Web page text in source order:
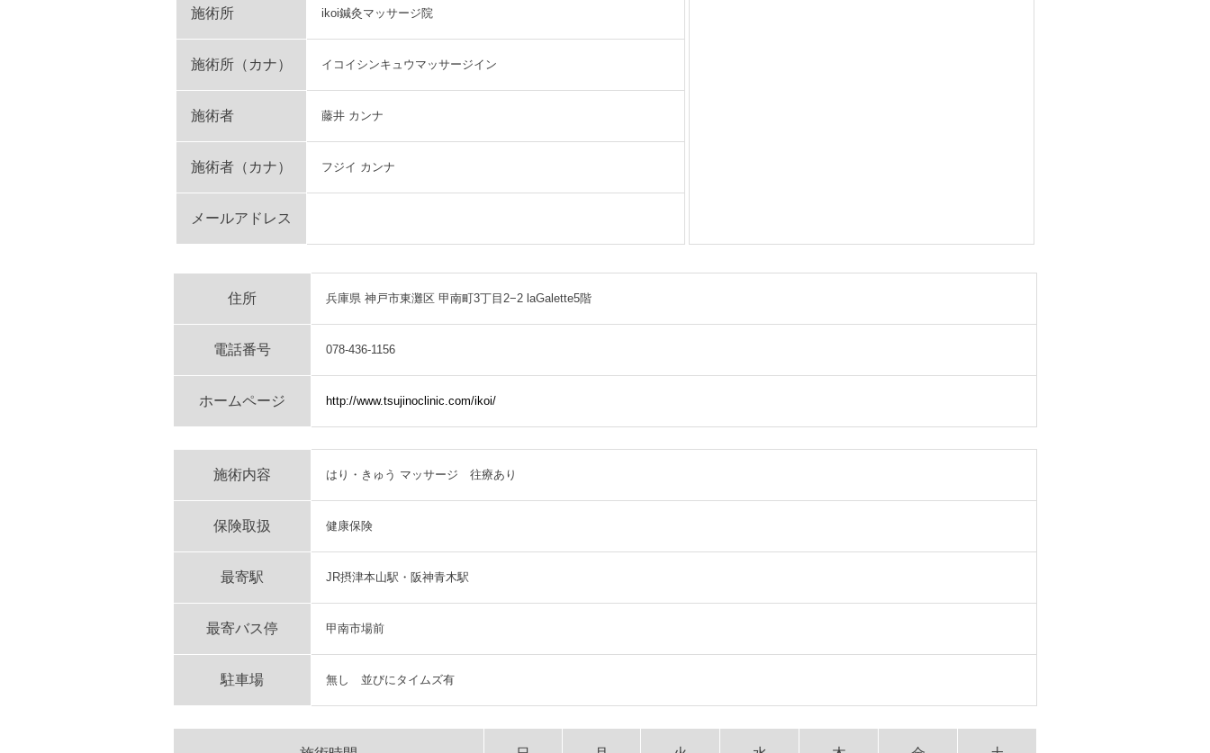
施術所 ikoi鍼灸マッサージ院
施術所（カナ） イコイシンキュウマッサージイン
施術者 藤井 カンナ
施術者（カナ） フジイ カンナ
メールアドレス
住所 兵庫県 神戸市東灘区 甲南町3丁目2−2 laGalette5階
電話番号 078-436-1156
ホームページ http://www.tsujinoclinic.com/ikoi/
施術内容 はり・きゅう マッサージ 往療あり
保険取扱 健康保険
最寄駅 JR摂津本山駅・阪神青木駅
最寄バス停 甲南市場前
駐車場 無し 並びにタイムズ有